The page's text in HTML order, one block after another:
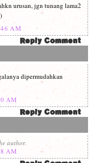
urusan, jgn tunang lama2
AM
dipermudahkan
AM
author.
AM